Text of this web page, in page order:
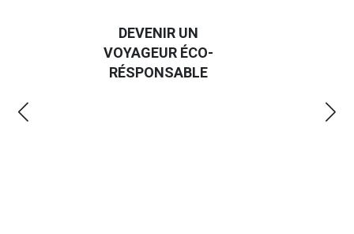
DEVENIR UN
VOYAGEUR ÉCO-
RÉSPONSABLE